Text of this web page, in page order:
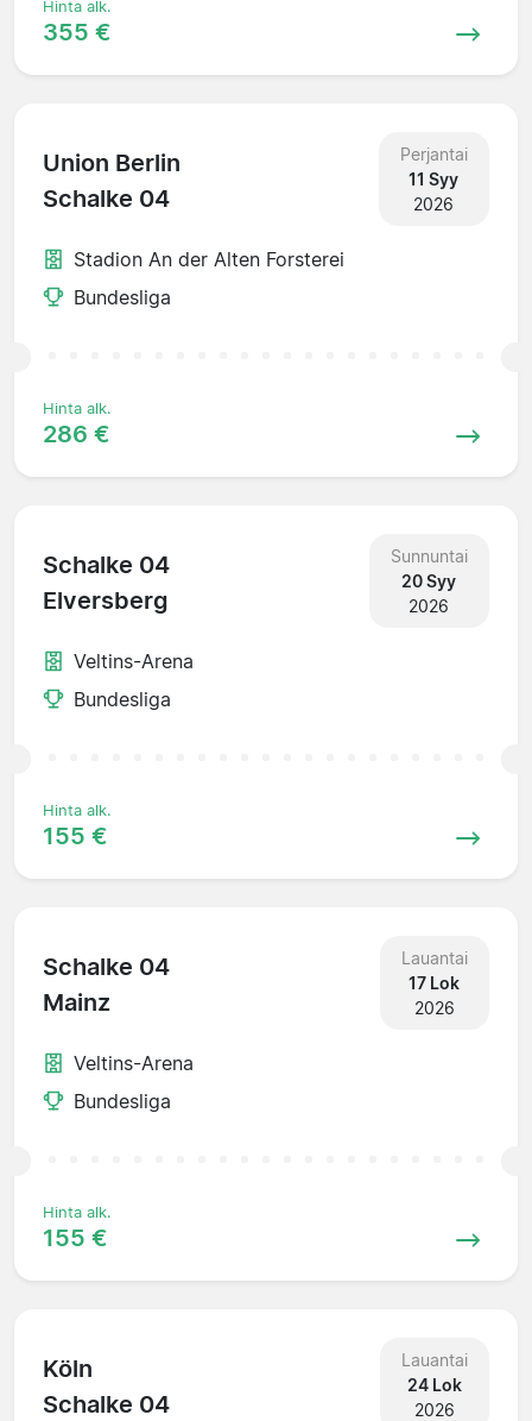
Hinta alk.
355 €
Union Berlin
Schalke 04
Perjantai
11 Syy
2026
Stadion An der Alten Forsterei
Bundesliga
Hinta alk.
286 €
Schalke 04
Elversberg
Sunnuntai
20 Syy
2026
Veltins-Arena
Bundesliga
Hinta alk.
155 €
Schalke 04
Mainz
Lauantai
17 Lok
2026
Veltins-Arena
Bundesliga
Hinta alk.
155 €
Köln
Schalke 04
Lauantai
24 Lok
2026